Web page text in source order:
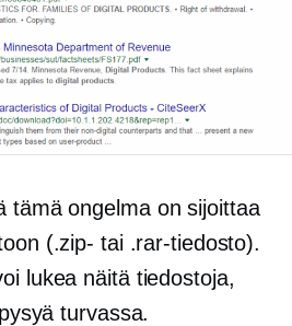
tämä ongelma on sijoittaa
(.zip- tai .rar-tiedosto).
lukea näitä tiedostoja,
turvassa.